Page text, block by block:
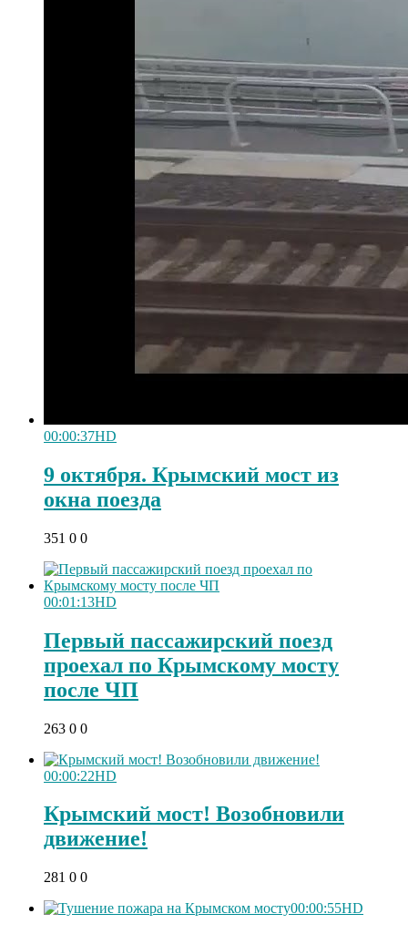
00:00:37HD
9 октября. Крымский мост из
окна поезда
351 0 0
00:01:13HD
Первый пассажирский поезд
проехал по Крымскому мосту
после ЧП
263 0 0
00:00:22HD
Крымский мост! Возобновили
движение!
281 0 0
00:00:55HD